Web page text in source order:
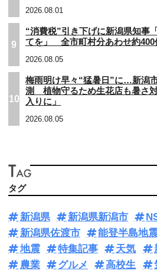
2026.08.01
9
“消費税”引き下げに新潟県知事
てを」 全市町村分あわせ約400
2026.08.05
10
梅雨明け早々“猛暑日”に…新潟
測 植物守るため生花店も暑さ
入りに」
2026.08.05
タグ
新潟県 新潟県新潟市
新潟県佐渡市
能登半島地
地震
特集記事 天気
農業
グルメ 高校生